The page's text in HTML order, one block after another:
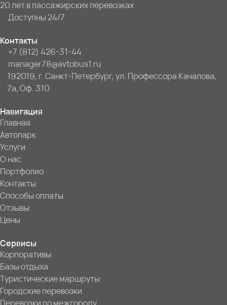
20 лет в пассажирских перевозках
Доступны 24/7
Контакты
+7 (812) 426-31-44
manager78@avtobus1.ru
192019, г. Санкт-Петербург, ул. Профессора Качалова,
7a, Оф. 310
Навигация
Главная
Автопарк
Услуги
О нас
Портфолио
Контакты
Способы оплаты
Отзывы
Цены
Сервисы
Корпоративы
Базы отдыха
Туристические маршруты
Городские перевозки